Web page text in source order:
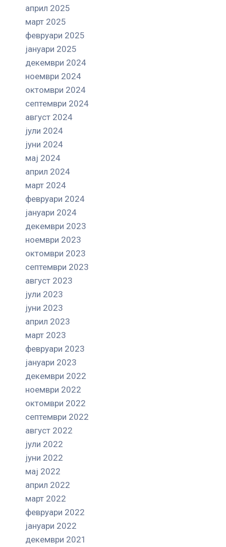
април 2025
март 2025
февруари 2025
јануари 2025
декември 2024
ноември 2024
октомври 2024
септември 2024
август 2024
јули 2024
јуни 2024
мај 2024
април 2024
март 2024
февруари 2024
јануари 2024
декември 2023
ноември 2023
октомври 2023
септември 2023
август 2023
јули 2023
јуни 2023
април 2023
март 2023
февруари 2023
јануари 2023
декември 2022
ноември 2022
октомври 2022
септември 2022
август 2022
јули 2022
јуни 2022
мај 2022
април 2022
март 2022
февруари 2022
јануари 2022
декември 2021